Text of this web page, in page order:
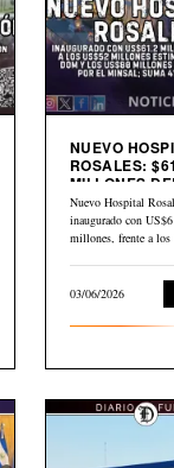
NUEVO
ROSALES:
MILLONES
$80 MILLONES
BID
Nuevo Hospital
inaugurado con
millones, frente a los
03/06/2026